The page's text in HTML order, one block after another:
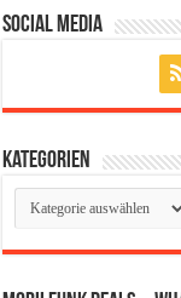
Social Media
Kategorien
Kategorien